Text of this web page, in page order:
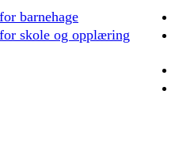
barnehage
skole og opplæring